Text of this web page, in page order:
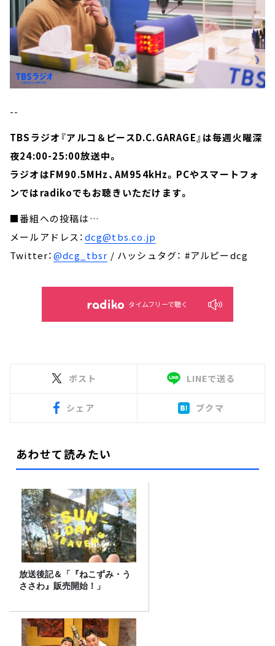
--
TBSラジオ『アルコ＆ピースD.C.GARAGE』は毎週火曜深
夜24:00-25:00放送中。
ラジオはFM90.5MHz、AM954kHz。PCやスマートフォ
ンではradikoでもお聴きいただけます。
■番組への投稿は…
メールアドレス：dcg@tbs.co.jp
Twitter：@dcg_tbsr / ハッシュタグ： #アルピーdcg
タイムフリーで聴く
ポスト LINEで送る
シェア ブクマ
あわせて読みたい
放送後記＆「『ねこずみ・う
ささわ』販売開始！」